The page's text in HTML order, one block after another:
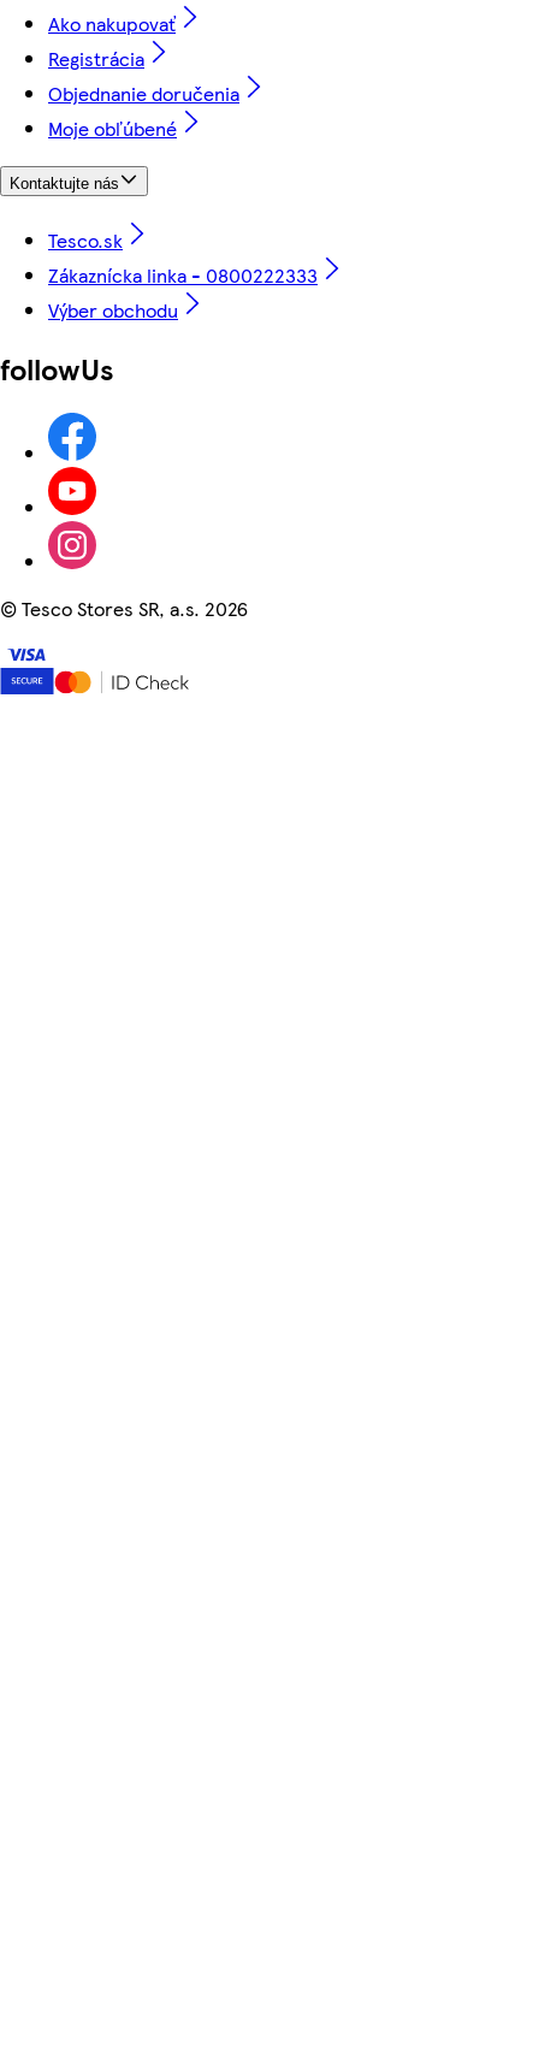
Ako nakupovať
Registrácia
Objednanie doručenia
Moje obľúbené
Kontaktujte nás
Tesco.sk
Zákaznícka linka - 0800222333
Výber obchodu
followUs
©Tesco Stores SR, a.s. 2026